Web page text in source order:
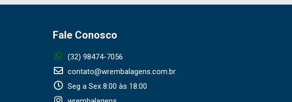
Fale Conosco
(32) 98474-7056
contato@wrembalagens.com.br
Seg a Sex 8:00 às 18:00